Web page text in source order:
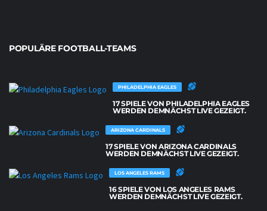
POPULÄRE FOOTBALL-TEAMS
PHILADELPHIA EAGLES
17 SPIELE VON PHILADELPHIA EAGLES
WERDEN DEMNÄCHST LIVE GEZEIGT.
ARIZONA CARDINALS
17 SPIELE VON ARIZONA CARDINALS
WERDEN DEMNÄCHST LIVE GEZEIGT.
LOS ANGELES RAMS
16 SPIELE VON LOS ANGELES RAMS
WERDEN DEMNÄCHST LIVE GEZEIGT.